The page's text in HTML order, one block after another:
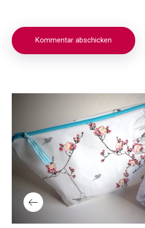
Beitragsnavigation